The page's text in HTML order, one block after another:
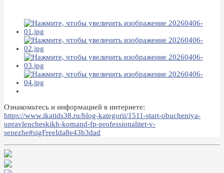
Ознакомьтесь и информацией в интернете:
https://www.ikatids38.ru/blog-kategorii/1511-start-obucheniya-
upravlencheskikh-komand-fp-professionalitet-v-
senezhe#sigFreeIda8e43b3dad